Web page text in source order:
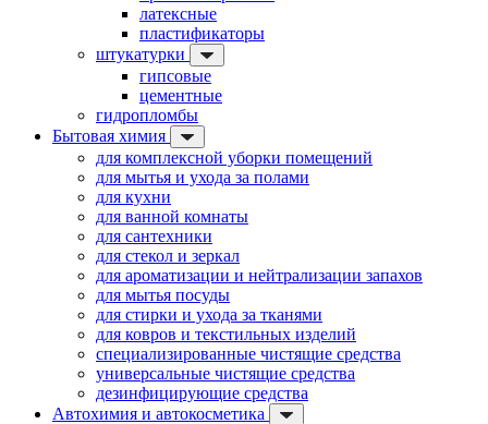
латексные
пластификаторы
штукатурки
гипсовые
цементные
гидропломбы
Бытовая химия
для комплексной уборки помещений
для мытья и ухода за полами
для кухни
для ванной комнаты
для сантехники
для стекол и зеркал
для ароматизации и нейтрализации запахов
для мытья посуды
для стирки и ухода за тканями
для ковров и текстильных изделий
специализированные чистящие средства
универсальные чистящие средства
дезинфицирующие средства
Автохимия и автокосметика